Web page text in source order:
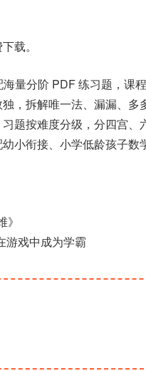
载。
量分阶 PDF 练习题，课
，拆解唯一法、漏漏、
题按难度分级，分四宫、
小衔接、小学低龄孩子数
游戏中成为学霸